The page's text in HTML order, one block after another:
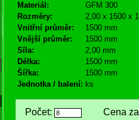
Materiál:
GFM 300
Rozměry:
2,00 x 1500 x
Vnitřní průměr:
1500 mm
Vnější průměr:
1500 mm
Síla:
2,00 mm
Délka:
1500 mm
Šířka:
1500 mm
Jednotka / balení: ks
Počet: Cena za